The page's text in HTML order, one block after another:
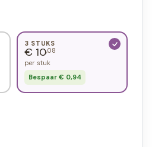
3 STUKS
€ 10,08
per stuk
Bespaar € 0,94